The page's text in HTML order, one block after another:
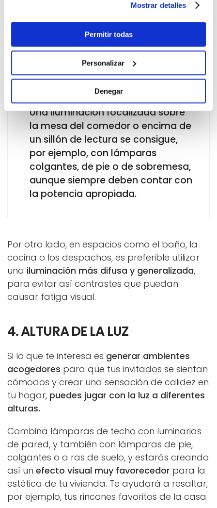
Mostrar detalles
Permitir todas
Personalizar
Denegar
conocemos como luz focalizada. Se trata de
un tipo de iluminación quese dirige de forma
directa al espacio deseado, creando zonas
con contraste de luzy fomentando así una
atmósfera mucho más acogedora.
Una iluminación focalizada sobre
la mesa del comedor o encima de
un sillón de lectura se consigue,
por ejemplo, con lámparas
colgantes, de pie o de sobremesa,
aunque siempre deben contar con
la potencia apropiada.
Por otro lado, en espacios como el baño, la
cocina o los despachos, es preferible utilizar
una iluminación más difusa y generalizada,
para evitar así contrastes que puedan
causar fatiga visual.
4. ALTURA DE LA LUZ
Si lo que te interesa es generar ambientes
acogedores para que tus invitados se sientan
cómodos y crear una sensación de calidez en
tu hogar, puedes jugar con la luz a diferentes
alturas.
Combina lámparas de techo con luminarias
de pared, y también con lámparas de pie,
colgantes o a ras de suelo, y estarás creando
así un efecto visual muy favorecedor para la
estética de tu vivienda. Te ayudará a resaltar,
por ejemplo, tus rincones favoritos de la casa.